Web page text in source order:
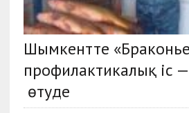
Шымкентте
профилактикалық іс
өтуде